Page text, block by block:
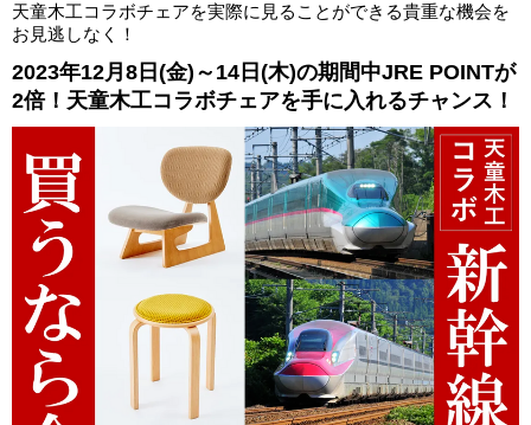
天童木工コラボチェアを実際に見ることができる貴重な機会を
お見逃しなく！
2023年12月8日(金)～14日(木)の期間中JRE POINTが
2倍！天童木工コラボチェアを手に入れるチャンス！